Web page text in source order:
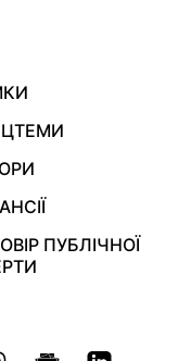
ПУБЛІЧНОЇ